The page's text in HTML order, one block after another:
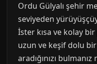
Ordu Gülyalı şehir
seviyeden
İster kısa ve kolay
uzun ve keşif dolu
aradığınızı